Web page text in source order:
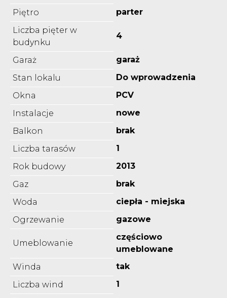
Piętro
parter
Liczba pięter w
budynku
4
Garaż
garaż
Stan lokalu
Do wprowadzenia
Okna
PCV
Instalacje
nowe
Balkon
brak
Liczba tarasów
1
Rok budowy
2013
Gaz
brak
Woda
ciepła - miejska
Ogrzewanie
gazowe
Umeblowanie
częściowo
umeblowane
Winda
tak
Liczba wind
1